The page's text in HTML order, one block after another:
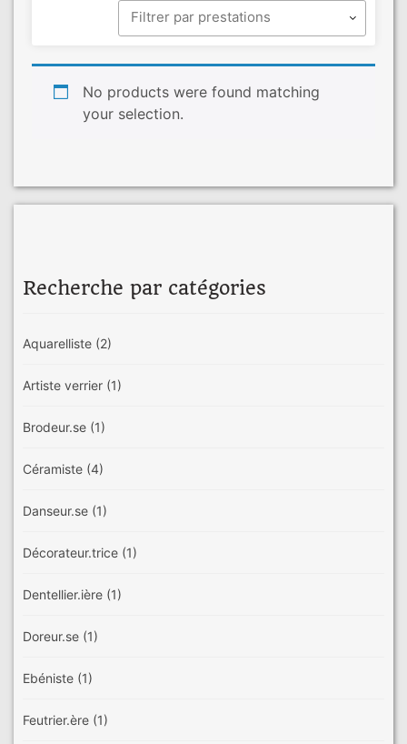
Recherche par catégories
Aquarelliste (2)
Artiste verrier (1)
Brodeur.se (1)
Céramiste (4)
Danseur.se (1)
Décorateur.trice (1)
Dentellier.ière (1)
Doreur.se (1)
Ebéniste (1)
Feutrier.ère (1)
No products were found matching
your selection.